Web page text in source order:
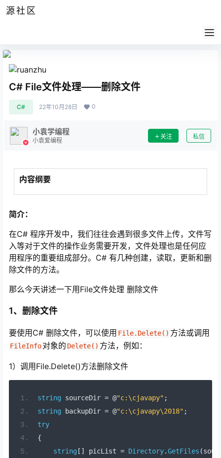
源社区
C# File文件处理——删除文件
C# 22年10月28日 0
小袁学编程
小袁爱编程
关注 私信
内容纲要
简介：
在C# 程序开发中，我们往往会遇到很多文件上传，文件写
入等对于文件的操作业务需要开发，文件处理也是任何应
用程序的重要组成部分。C# 有几种创建，读取，更新和删
除文件的方法。
那么今天讲述一下用File文件处理 删除文件
1、删除文件
要使用C# 删除文件，可以使用 File.Delete() 方法或调用
FileInfo对象的 Delete() 方法，例如：
1）调用File.Delete()方法删除文件
string sourceDir = @"c:\cjavapy" ;
string backupDir = @"c:\cjavapy\2018" ;
try
{
string [] picList = Directory.GetFiles (